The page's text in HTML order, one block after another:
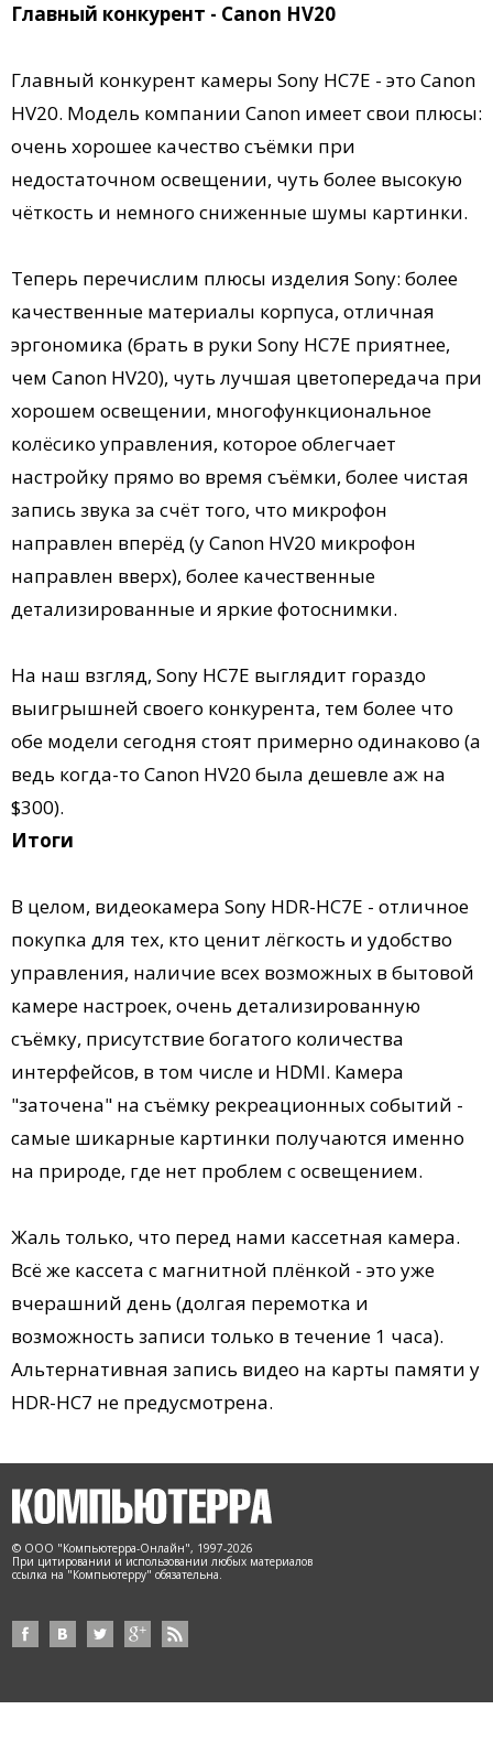
Главный конкурент - Canon HV20
Главный конкурент камеры Sony HC7E - это Canon
HV20. Модель компании Canon имеет свои плюсы:
очень хорошее качество съёмки при
недостаточном освещении, чуть более высокую
чёткость и немного сниженные шумы картинки.
Теперь перечислим плюсы изделия Sony: более
качественные материалы корпуса, отличная
эргономика (брать в руки Sony HC7E приятнее,
чем Canon HV20), чуть лучшая цветопередача при
хорошем освещении, многофункциональное
колёсико управления, которое облегчает
настройку прямо во время съёмки, более чистая
запись звука за счёт того, что микрофон
направлен вперёд (у Canon HV20 микрофон
направлен вверх), более качественные
детализированные и яркие фотоснимки.
На наш взгляд, Sony HC7E выглядит гораздо
выигрышней своего конкурента, тем более что
обе модели сегодня стоят примерно одинаково (а
ведь когда-то Canon HV20 была дешевле аж на
$300).
Итоги
В целом, видеокамера Sony HDR-HC7E - отличное
покупка для тех, кто ценит лёгкость и удобство
управления, наличие всех возможных в бытовой
камере настроек, очень детализированную
съёмку, присутствие богатого количества
интерфейсов, в том числе и HDMI. Камера
"заточена" на съёмку рекреационных событий -
самые шикарные картинки получаются именно
на природе, где нет проблем с освещением.
Жаль только, что перед нами кассетная камера.
Всё же кассета с магнитной плёнкой - это уже
вчерашний день (долгая перемотка и
возможность записи только в течение 1 часа).
Альтернативная запись видео на карты памяти у
HDR-HC7 не предусмотрена.
© ООО "Компьютерра-Онлайн", 1997-2026
При цитировании и использовании любых материалов
ссылка на "Компьютерру" обязательна.